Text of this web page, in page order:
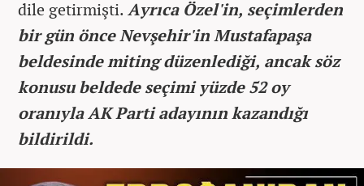
dile getirmişti.Ayrıca Özel'in, seçimlerden
bir gün önce Nevşehir'in Mustafapaşa
beldesinde miting düzenlediği, ancak söz
konusu beldede seçimi yüzde 52 oy
oranıyla AK Parti adayının kazandığı
bildirildi.